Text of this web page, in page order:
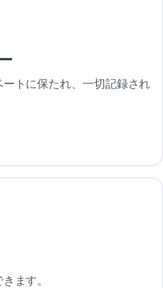
トに保たれ、一切記録され
ます。